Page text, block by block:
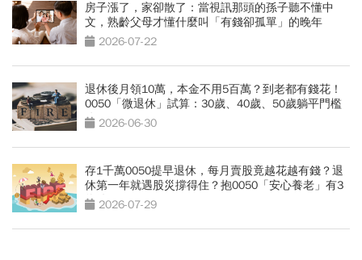
房子漲了，家卻散了：當視訊那頭的孫子聽不懂中
文，熟齡父母才懂什麼叫「有錢卻孤單」的晚年
2026-07-22
退休後月領10萬，本金不用5百萬？到老都有錢花！
0050「微退休」試算：30歲、40歲、50歲躺平門檻
公開2026-06-30
存1千萬0050提早退休，每月賣股竟越花越有錢？退
休第一年就遇股災撐得住？抱0050「安心養老」有3
條件2026-07-29